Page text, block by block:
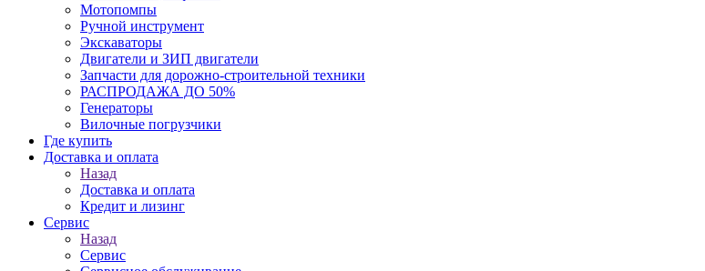
Мотопомпы
Ручной инструмент
Экскаваторы
Двигатели и ЗИП двигатели
Запчасти для дорожно-строительной техники
РАСПРОДАЖА ДО 50%
Генераторы
Вилочные погрузчики
Где купить
Доставка и оплата
Назад
Доставка и оплата
Кредит и лизинг
Сервис
Назад
Сервис